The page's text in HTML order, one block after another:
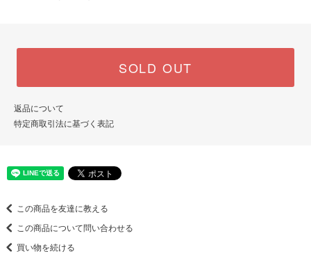
SOLD OUT
返品について
特定商取引法に基づく表記
この商品を友達に教える
この商品について問い合わせる
買い物を続ける